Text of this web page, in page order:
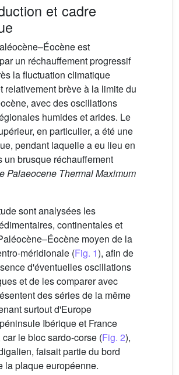
et cadre
est
un réchauffement progressif
la fluctuation climatique
relativement brève à la limite du
avec des oscillations
humides et arides. Le
en particulier, a été une
pendant laquelle a eu lieu en
un brusque réchauffement
Palaeocene Thermal Maximum
sont analysées les
continentales et
moyen de la
méridionale (Fig. 1), afin de
d'éventuelles oscillations
et de les comparer avec
des séries de la même
surtout d'Europe
Ibérique et France
le bloc sardo-corse (Fig. 2),
faisait partie du bord
la plaque européenne.